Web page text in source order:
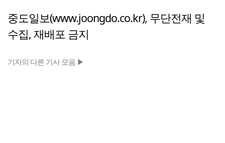
중도일보(www.joongdo.co.kr), 무단전재 및
수집, 재배포 금지
기자의 다른 기사 모음 ▶